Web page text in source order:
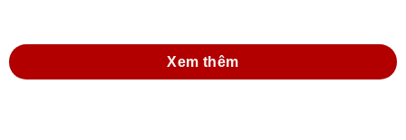
Xem thêm